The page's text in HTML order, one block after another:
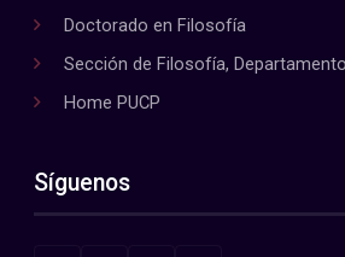
Doctorado en Filosofía
Sección de Filosofía,
Home PUCP
Síguenos